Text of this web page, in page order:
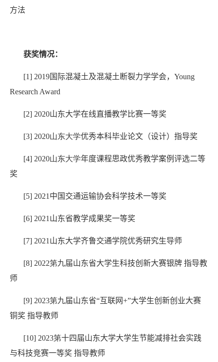
方法
获奖情况：
[1] 2019国际混凝土及混凝土断裂力学学会， Young
Research Award
[2] 2020山东大学在线直播教学比赛一等奖
[3] 2020山东大学优秀本科毕业论文（设计）指导奖
[4] 2020山东大学年度课程思政优秀教学案例评选二等
奖
[5] 2021 中国交通运输协会科学技术一等奖
[6] 2021 山东省教学成果奖一等奖
[7] 2021 山东大学齐鲁交通学院优秀研究生导师
[8] 2022第九届山东省大学生科技创新大赛银牌 指导教
师
[9] 2023第九届山东省“互联网+”大学生创新创业大赛
铜奖 指导教师
[10] 2023第十四届山东大学大学生节能减排社会实践
与科技竞赛一等奖 指导教师